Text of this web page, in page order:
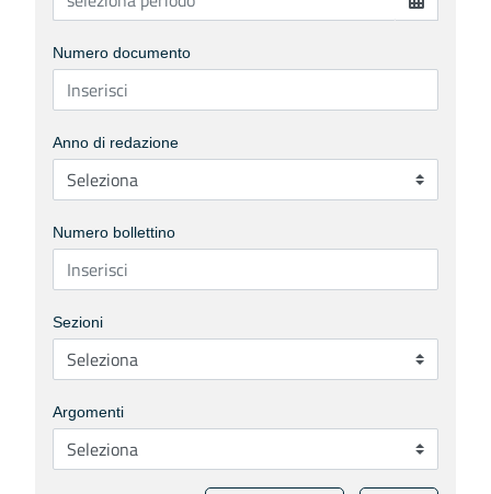
Numero documento
Anno di redazione
Numero bollettino
Sezioni
Argomenti